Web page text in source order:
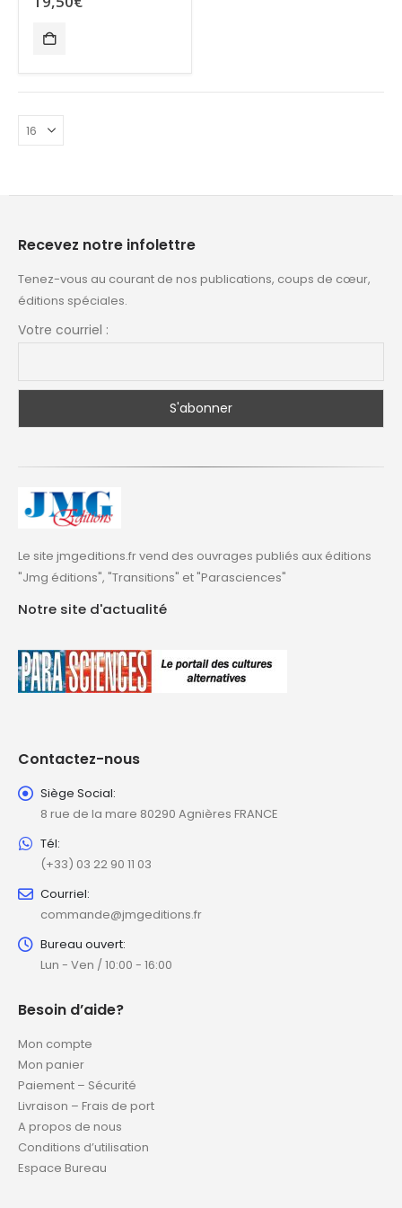
Recevez notre infolettre
Tenez-vous au courant de nos publications, coups de cœur,
éditions spéciales.
Votre courriel :
Le site jmgeditions.fr vend des ouvrages publiés aux éditions
"Jmg éditions", "Transitions" et "Parasciences"
Notre site d'actualité
Contactez-nous
Siège Social:
8 rue de la mare 80290 Agnières FRANCE
Tél:
(+33) 03 22 90 11 03
Courriel:
commande@jmgeditions.fr
Bureau ouvert:
Lun - Ven / 10:00 - 16:00
Besoin d’aide?
Mon compte
Mon panier
Paiement – Sécurité
Livraison – Frais de port
A propos de nous
Conditions d’utilisation
Espace Bureau